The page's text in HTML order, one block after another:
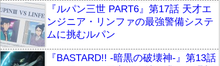
『ルパン三世 PART6』第17話 天才エ
ンジニア・リンファの最強警備システ
ムに挑むルパン
『BASTARD!! -暗黒の破壊神-』第13話